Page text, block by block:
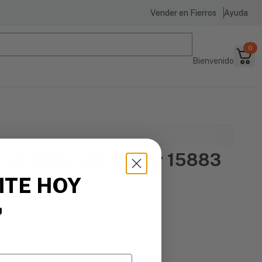
Vender en Fierros Ayuda
Bienvenido
0
14 t460-14p truper 15883
HOY